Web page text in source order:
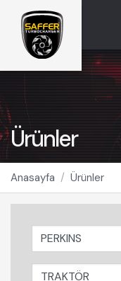
Ürünler
Anasayfa Ürünler